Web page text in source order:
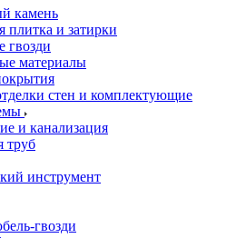
камень
плитка и затирки
гвозди
материалы
стен и комплектующие
и канализация
труб
инструмент
гвозди